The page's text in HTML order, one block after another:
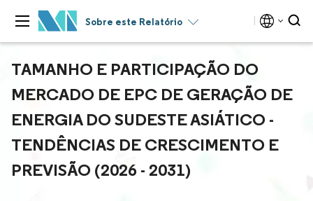
Sobre este Relatório
TAMANHO E PARTICIPAÇÃO DO
MERCADO DE EPC DE GERAÇÃO DE
ENERGIA DO SUDESTE ASIÁTICO -
TENDÊNCIAS DE CRESCIMENTO E
PREVISÃO (2026 - 2031)